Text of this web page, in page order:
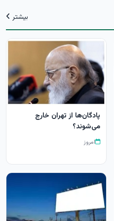
بیشتر
پادگان‌ها از تهران خارج
می‌شوند؟
امروز